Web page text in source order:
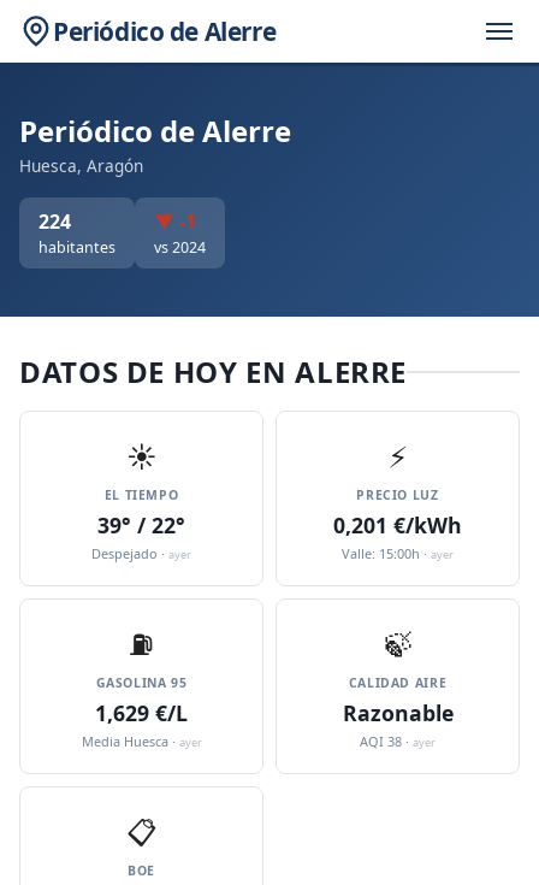
Periódico de Alerre
Periódico de Alerre
Huesca, Aragón
224
habitantes
▼ -1
vs 2024
DATOS DE HOY EN ALERRE
☀️
EL TIEMPO
39° / 22°
Despejado · ayer
⚡
PRECIO LUZ
0,201 €/kWh
Valle: 15:00h · ayer
⛽️
GASOLINA 95
1,629 €/L
Media Huesca · ayer
🍃
CALIDAD AIRE
Razonable
AQI 38 · ayer
📋
BOE